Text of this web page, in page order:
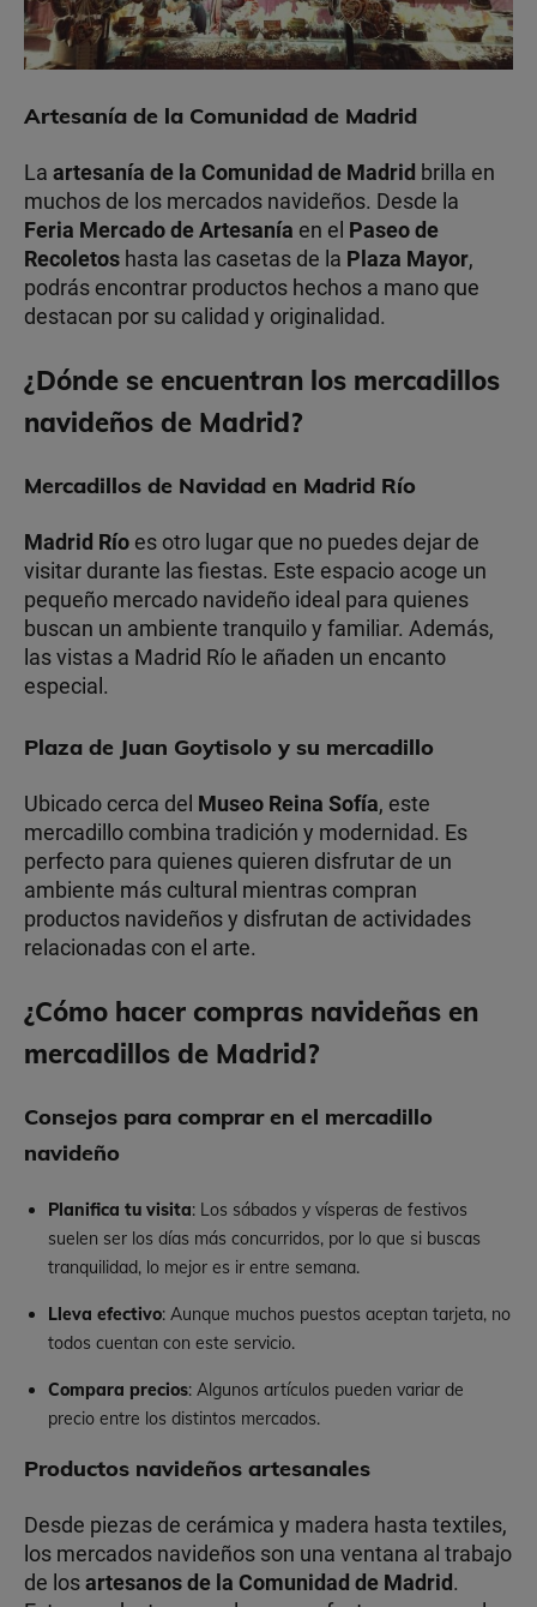
Artesanía de la Comunidad de Madrid
La artesanía de la Comunidad de Madrid brilla en
muchos de los mercados navideños. Desde la
Feria Mercado de Artesanía en el Paseo de
Recoletos hasta las casetas de la Plaza Mayor,
podrás encontrar productos hechos a mano que
destacan por su calidad y originalidad.
¿Dónde se encuentran los mercadillos
navideños de Madrid?
Mercadillos de Navidad en Madrid Río
Madrid Río es otro lugar que no puedes dejar de
visitar durante las fiestas. Este espacio acoge un
pequeño mercado navideño ideal para quienes
buscan un ambiente tranquilo y familiar. Además,
las vistas a Madrid Río le añaden un encanto
especial.
Plaza de Juan Goytisolo y su mercadillo
Ubicado cerca del Museo Reina Sofía, este
mercadillo combina tradición y modernidad. Es
perfecto para quienes quieren disfrutar de un
ambiente más cultural mientras compran
productos navideños y disfrutan de actividades
relacionadas con el arte.
¿Cómo hacer compras navideñas en
mercadillos de Madrid?
Consejos para comprar en el mercadillo
navideño
Planifica tu visita: Los sábados y vísperas de festivos
suelen ser los días más concurridos, por lo que si buscas
tranquilidad, lo mejor es ir entre semana.
Lleva efectivo: Aunque muchos puestos aceptan tarjeta, no
todos cuentan con este servicio.
Compara precios: Algunos artículos pueden variar de
precio entre los distintos mercados.
Productos navideños artesanales
Desde piezas de cerámica y madera hasta textiles,
los mercados navideños son una ventana al trabajo
de losartesanos de la Comunidad de Madrid.